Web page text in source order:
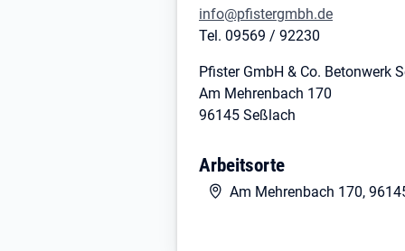
info@pfistergmbh.de
Tel. 09569 / 92230
Pfister GmbH & Co. Betonwerk
Am Mehrenbach 170
96145 Seßlach
Arbeitsorte
Am Mehrenbach 170,